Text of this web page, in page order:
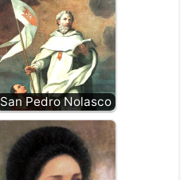
San Pedro Nolasco